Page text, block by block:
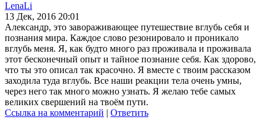
LenaLi
13 Дек, 2016 20:01
Александр, это завораживающее путешествие вглубь себя и
познания мира. Каждое слово резонировало и проникало
вглубь меня. Я, как будто много раз проживала и проживала
этот бесконечный опыт и тайное познание себя. Как здорово,
что ты это описал так красочно. Я вместе с твоим рассказом
заходила туда вглубь. Все наши реакции тела очень умны,
через него так много можно узнать. Я желаю тебе самых
великих свершений на твоём пути.
Ссылка на комментарий | Ответить